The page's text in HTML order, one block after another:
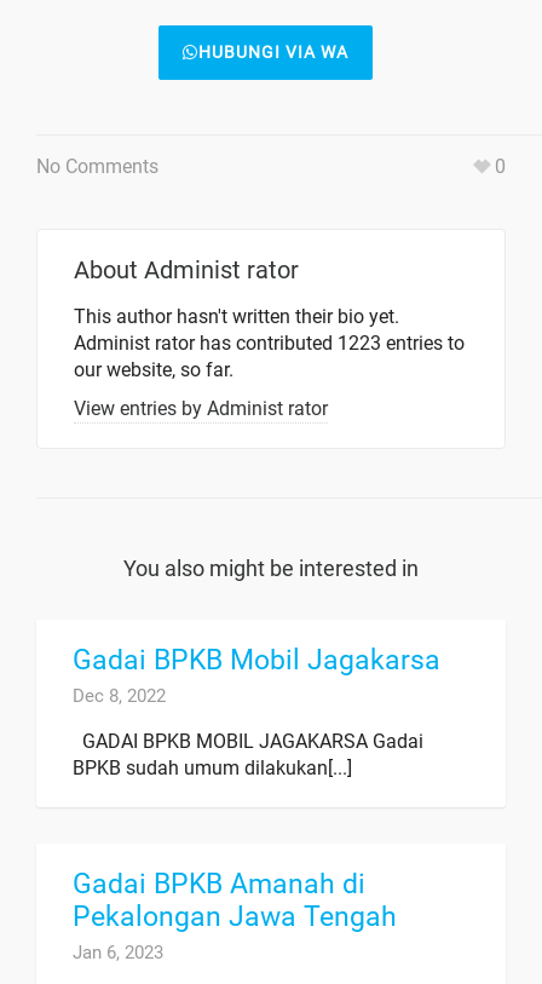
HUBUNGI VIA WA
No Comments 0
About Administ rator
This author hasn't written their bio yet.
Administ ratorhas contributed 1223 entries to
our website, so far.
View entries by Administ rator
You also might be interested in
Gadai BPKB Mobil Jagakarsa
Dec 8, 2022
GADAI BPKB MOBIL JAGAKARSA Gadai
BPKB sudah umum dilakukan[...]
Gadai BPKB Amanah di
Pekalongan Jawa Tengah
Jan 6, 2023